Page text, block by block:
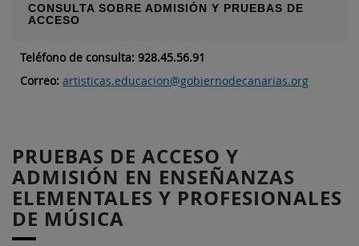
CONSULTA SOBRE ADMISIÓN Y PRUEBAS DE
ACCESO
Teléfono de consulta: 928.45.56.91
Correo: artisticas.educacion@gobiernodecanarias.org
PRUEBAS DE ACCESO Y
ADMISIÓN EN ENSEÑANZAS
ELEMENTALES Y PROFESIONALES
DE MÚSICA